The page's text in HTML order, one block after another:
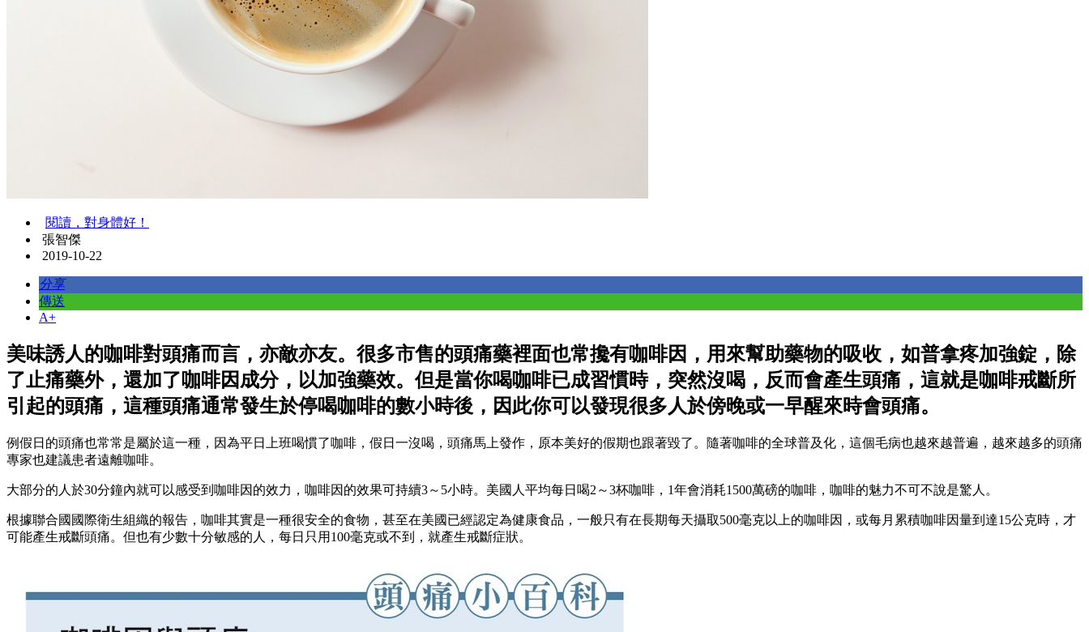
閱讀，對身體好！
張智傑
2019-10-22
分享
傳送
A+
美味誘人的咖啡對頭痛而言，亦敵亦友。很多市售的頭痛藥裡面也常攙有咖啡因，用來幫助藥物的吸收，如普拿疼加強錠，除
了止痛藥外，還加了咖啡因成分，以加強藥效。但是當你喝咖啡已成習慣時，突然沒喝，反而會產生頭痛，這就是咖啡戒斷所
引起的頭痛，這種頭痛通常發生於停喝咖啡的數小時後，因此你可以發現很多人於傍晚或一早醒來時會頭痛。
例假日的頭痛也常常是屬於這一種，因為平日上班喝慣了咖啡，假日一沒喝，頭痛馬上發作，原本美好的假期也跟著毀了。隨著咖啡的全球普及化，這個毛病也越來越普遍，越來越多的頭痛
專家也建議患者遠離咖啡。
大部分的人於30分鐘內就可以感受到咖啡因的效力，咖啡因的效果可持續3～5小時。美國人平均每日喝2～3杯咖啡，1年會消耗1500萬磅的咖啡，咖啡的魅力不可不說是驚人。
根據聯合國國際衛生組織的報告，咖啡其實是一種很安全的食物，甚至在美國已經認定為健康食品，一般只有在長期每天攝取500毫克以上的咖啡因，或每月累積咖啡因量到達15公克時，才
可能產生戒斷頭痛。但也有少數十分敏感的人，每日只用100毫克或不到，就產生戒斷症狀。